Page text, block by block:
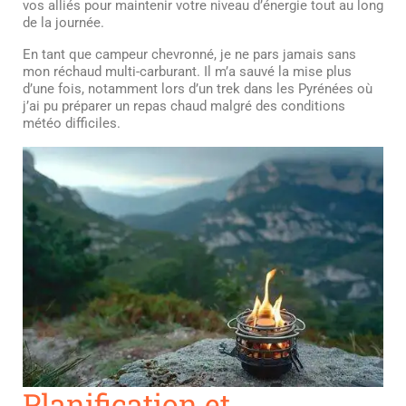
vos alliés pour maintenir votre niveau d’énergie tout au long
de la journée.
En tant que campeur chevronné, je ne pars jamais sans
mon réchaud multi-carburant. Il m’a sauvé la mise plus
d’une fois, notamment lors d’un trek dans les Pyrénées où
j’ai pu préparer un repas chaud malgré des conditions
météo difficiles.